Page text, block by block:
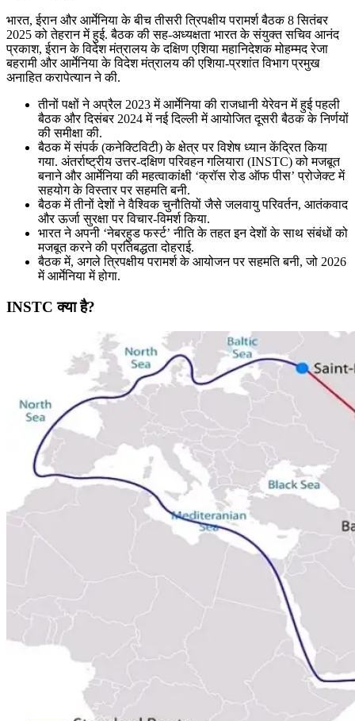
भारत, ईरान और आर्मेनिया के बीच तीसरी त्रिपक्षीय परामर्श बैठक 8 सितंबर
2025 को तेहरान में हुई. बैठक की सह-अध्यक्षता भारत के संयुक्त सचिव आनंद
प्रकाश, ईरान के विदेश मंत्रालय के दक्षिण एशिया महानिदेशक मोहम्मद रेजा
बहरामी और आर्मेनिया के विदेश मंत्रालय की एशिया-प्रशांत विभाग प्रमुख
अनाहित करापेत्यान ने की.
तीनों पक्षों ने अप्रैल 2023 में आर्मेनिया की राजधानी येरेवन में हुई पहली
बैठक और दिसंबर 2024 में नई दिल्ली में आयोजित दूसरी बैठक के निर्णयों
की समीक्षा की.
बैठक में संपर्क (कनेक्टिविटी) के क्षेत्र पर विशेष ध्यान केंद्रित किया
गया. अंतर्राष्ट्रीय उत्तर-दक्षिण परिवहन गलियारा (INSTC) को मजबूत
बनाने और आर्मेनिया की महत्वाकांक्षी ‘क्रॉस रोड ऑफ पीस’ प्रोजेक्ट में
सहयोग के विस्तार पर सहमति बनी.
बैठक में तीनों देशों ने वैश्विक चुनौतियों जैसे जलवायु परिवर्तन, आतंकवाद
और ऊर्जा सुरक्षा पर विचार-विमर्श किया.
भारत ने अपनी ‘नेबरहुड फर्स्ट’ नीति के तहत इन देशों के साथ संबंधों को
मजबूत करने की प्रतिबद्धता दोहराई.
बैठक में, अगले त्रिपक्षीय परामर्श के आयोजन पर सहमति बनी, जो 2026
में आर्मेनिया में होगा.
INSTC क्या है?